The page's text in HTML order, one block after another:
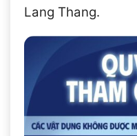
Lang Thang.